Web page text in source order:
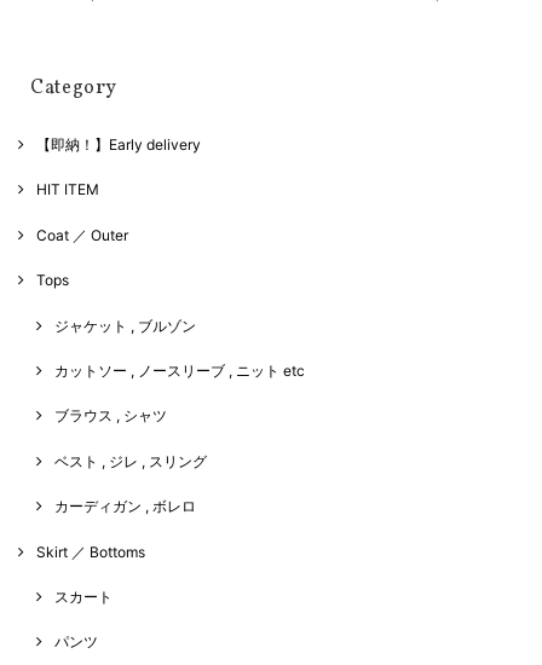
Category
【即納！】Early delivery
HIT ITEM
Coat ／ Outer
Tops
ジャケット , ブルゾン
カットソー , ノースリーブ , ニット etc
ブラウス , シャツ
ベスト , ジレ , スリング
カーディガン , ボレロ
Skirt ／ Bottoms
スカート
パンツ